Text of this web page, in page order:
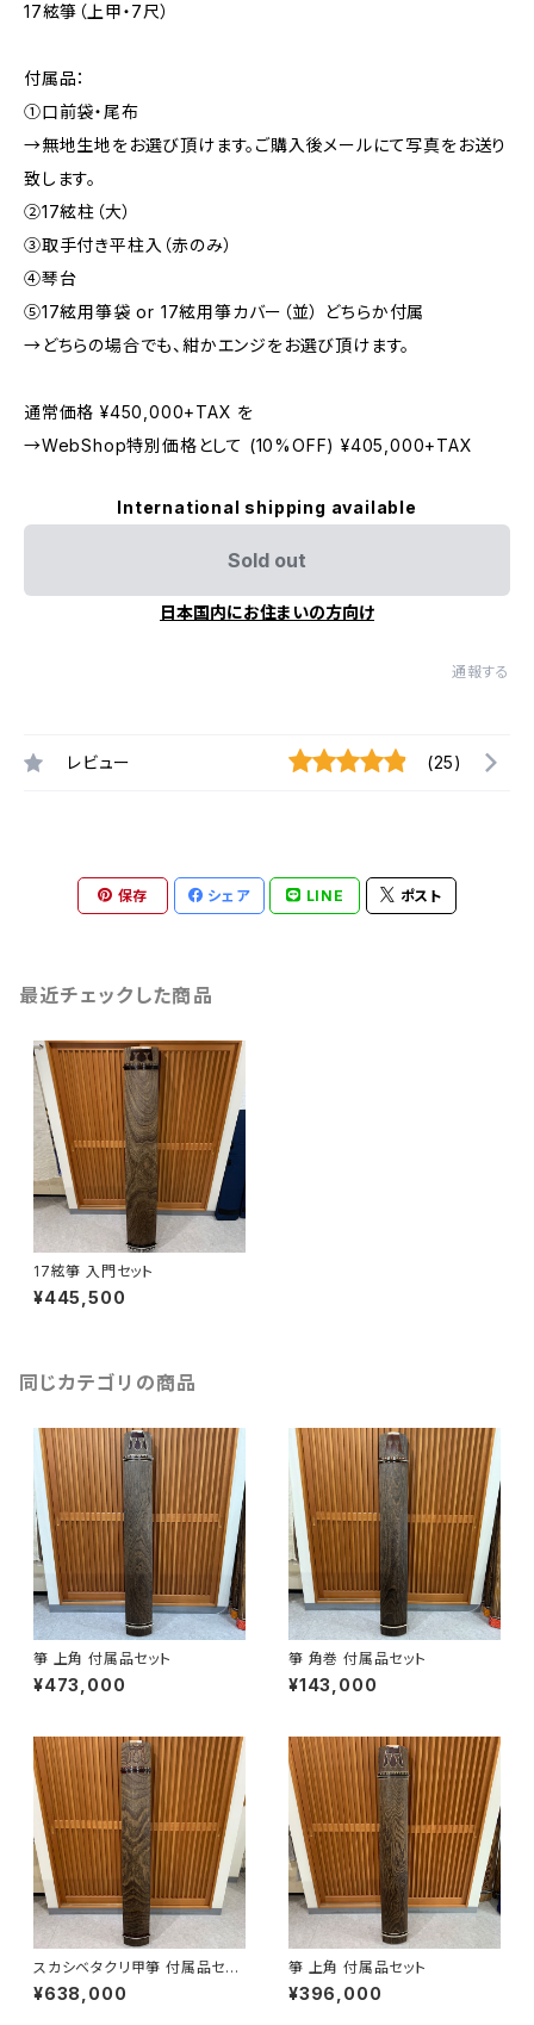
17絃箏（上甲・7尺）
付属品：
①口前袋・尾布
→無地生地をお選び頂けます。ご購入後メールにて写真をお送り
致します。
②17絃柱（大）
③取手付き平柱入（赤のみ）
④琴台
⑤17絃用箏袋 or 17絃用箏カバー（並） どちらか付属
→どちらの場合でも、紺かエンジをお選び頂けます。
通常価格 ¥450,000+TAX を
→WebShop特別価格として (10%OFF) ¥405,000+TAX
International shipping available
Sold out
日本国内にお住まいの方向け
通報する
レビュー (25)
保存 シェア LINE ポスト
最近チェックした商品
17絃箏 入門セット
¥445,500
同じカテゴリの商品
箏 上角 付属品セット
¥473,000
箏 角巻 付属品セット
¥143,000
スカシベタクリ甲箏 付属品セッ
ト
¥638,000
箏 上角 付属品セット
¥396,000